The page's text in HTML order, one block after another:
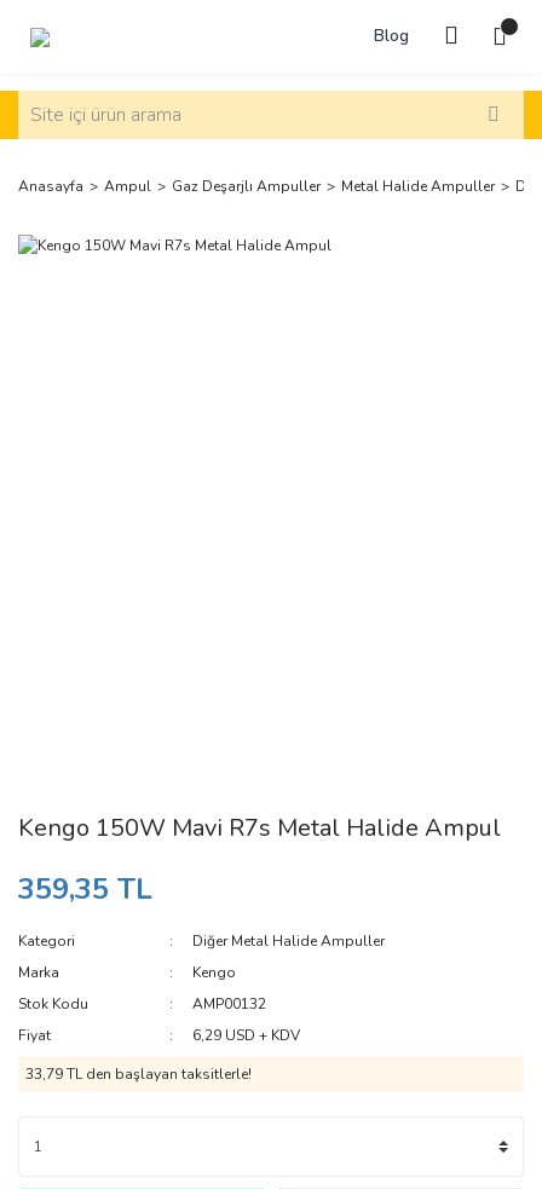
Blog
Anasayfa Ampul Gaz Deşarjlı Ampuller Metal Halide Ampuller
Kengo 150W Mavi R7s Metal Halide Ampul
359,35 TL
Kategori
Diğer Metal Halide Ampuller
Marka
Kengo
Stok Kodu
AMP00132
Fiyat
6,29 USD + KDV
33,79 TL den başlayan taksitlerle!